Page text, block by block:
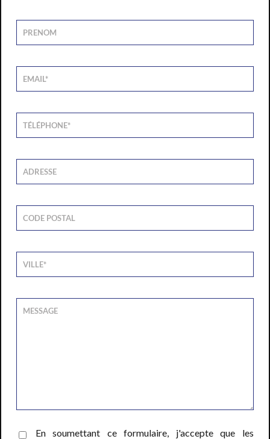
En soumettant ce formulaire, j'accepte que les